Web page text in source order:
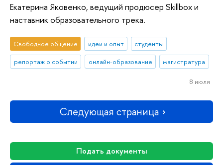
Подать документы
Екатерина Яковенко, ведущий продюсер Skillbox и
наставник образовательного трека.
Свободное общение идеи и опыт
студенты
репортаж о событии
онлайн-образование магистратура
8 июля
Следующая страница